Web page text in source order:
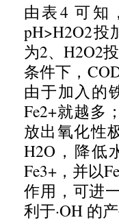
由表4可知
pH>H2O2投
为2、H2O2
条件下，
由于加入的
Fe2+就越多；
放出氧化性
H2O ，降低
Fe3+ ，并以Fe
作用，可进
利于·OH 的